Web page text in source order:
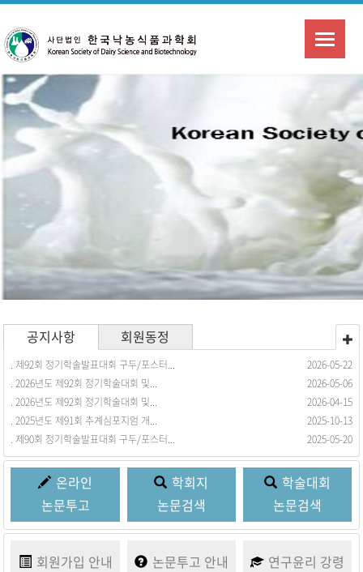
공지사항
. 제92회 정기학술발표대회 구두/포스터...
2026-05-22
. 2026년도 제92회 정기학술대회 및...
2026-05-06
. 2026년도 제92회 정기학술대회 및...
2026-04-15
. 2025년도 제91회 추계심포지엄 개...
2025-10-13
. 제90회 정기학술발표대회 구두/포스터...
2025-05-20
회원동정
. 회원동정을 등록합니다. 2017-03-21
온라인
논문투고
학회지
논문검색
학술대회
논문검색
회원가입 안내 논문투고 안내 연구윤리 강령